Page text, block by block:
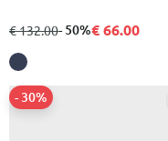
από
€ 132.00σε
- 50%€ 66.00
- 30%